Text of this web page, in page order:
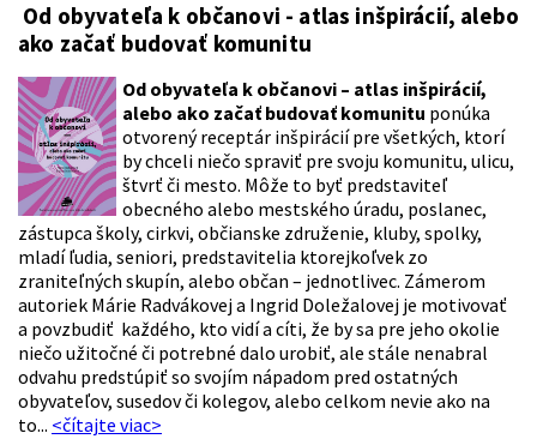
Od obyvateľa k občanovi - atlas inšpirácií, alebo
ako začať budovať komunitu
Od obyvateľa k občanovi – atlas inšpirácií,
alebo ako začať budovať komunitu ponúka
otvorený receptár inšpirácií pre všetkých, ktorí
by chceli niečo spraviť pre svoju komunitu, ulicu,
štvrť či mesto. Môže to byť predstaviteľ
obecného alebo mestského úradu, poslanec,
zástupca školy, cirkvi, občianske združenie, kluby, spolky,
mladí ľudia, seniori, predstavitelia ktorejkoľvek zo
zraniteľných skupín, alebo občan – jednotlivec. Zámerom
autoriek Márie Radvákovej a Ingrid Doležalovej je motivovať
a povzbudiť každého, kto vidí a cíti, že by sa pre jeho okolie
niečo užitočné či potrebné dalo urobiť, ale stále nenabral
odvahu predstúpiť so svojím nápadom pred ostatných
obyvateľov, susedov či kolegov, alebo celkom nevie ako na
to... <čítajte viac>